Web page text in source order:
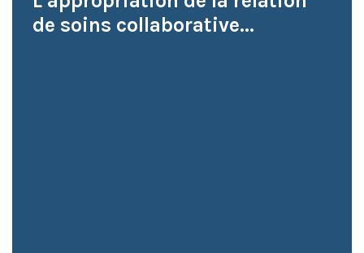
de soins collaborative...